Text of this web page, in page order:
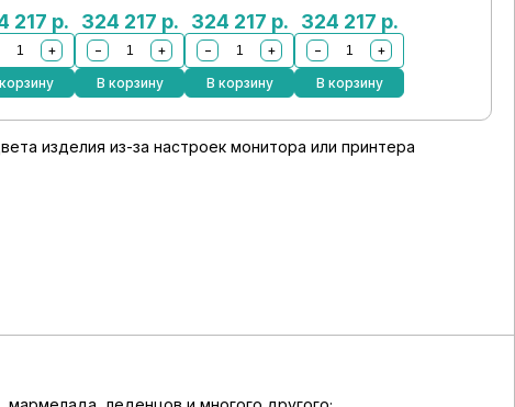
217 р.
+
324 217 р.
−
+
В корзину
324 217 р.
−
+
В корзину
324 217 р.
−
+
В корзину
изделия из-за настроек монитора или принтера